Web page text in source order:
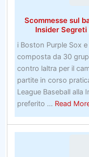
Scommesse sul
Insider
i Boston Purple Sox
composta da 30
contro laltra per il
partite in corso
League Baseball alla
preferito ... Read